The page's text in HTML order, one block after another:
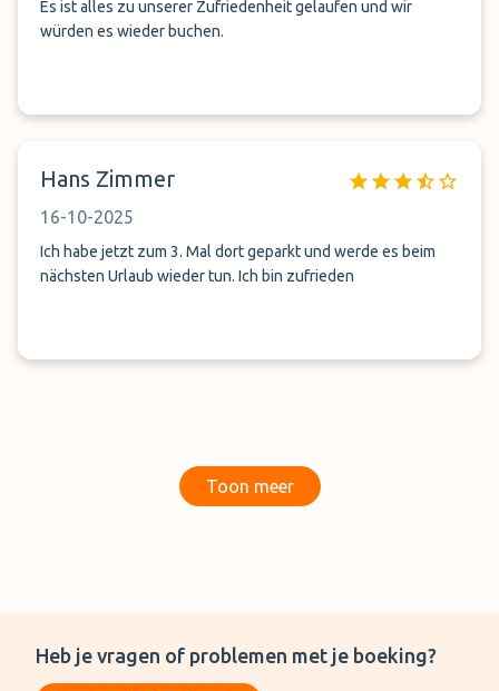
Es ist alles zu unserer Zufriedenheit gelaufen und wir
würden es wieder buchen.
Hans Zimmer
16-10-2025
Ich habe jetzt zum 3. Mal dort geparkt und werde es beim
nächsten Urlaub wieder tun. Ich bin zufrieden
Toon meer
Heb je vragen of problemen met je boeking?